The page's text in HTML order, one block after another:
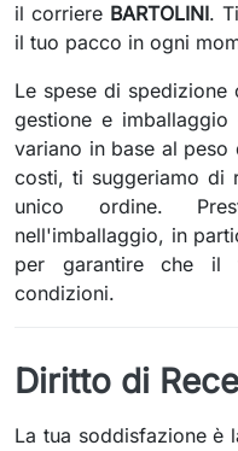
il corriere BARTOLINI.
il tuo pacco in ogni
Le spese di
gestione e
variano in base al
costi, ti suggeriamo di
unico ordine.
nell'imballaggio, in
per garantire che il
condizioni.
Diritto di
La tua soddisfazione è